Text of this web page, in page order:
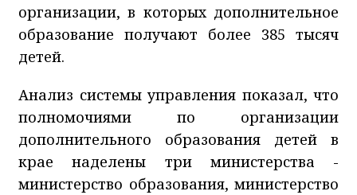
организации, в которых дополнительное
образование получают более 385 тысяч
детей.
Анализ системы управления показал, что
полномочиями по организации
дополнительного образования детей в
крае наделены три министерства -
министерство образования, министерство